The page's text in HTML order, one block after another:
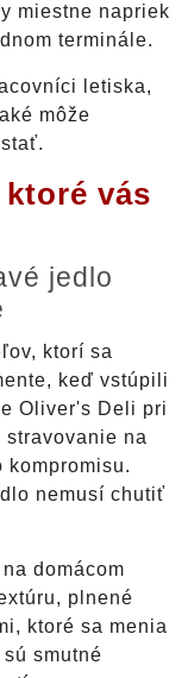
miestne napriek
terminále.
letiska,
môže
vás
jedlo
ktorí sa
keď vstúpili
Oliver's Deli pri
na
kompromisu.
nemusí chutiť
domácom
plnené
ktoré sa menia
smutné